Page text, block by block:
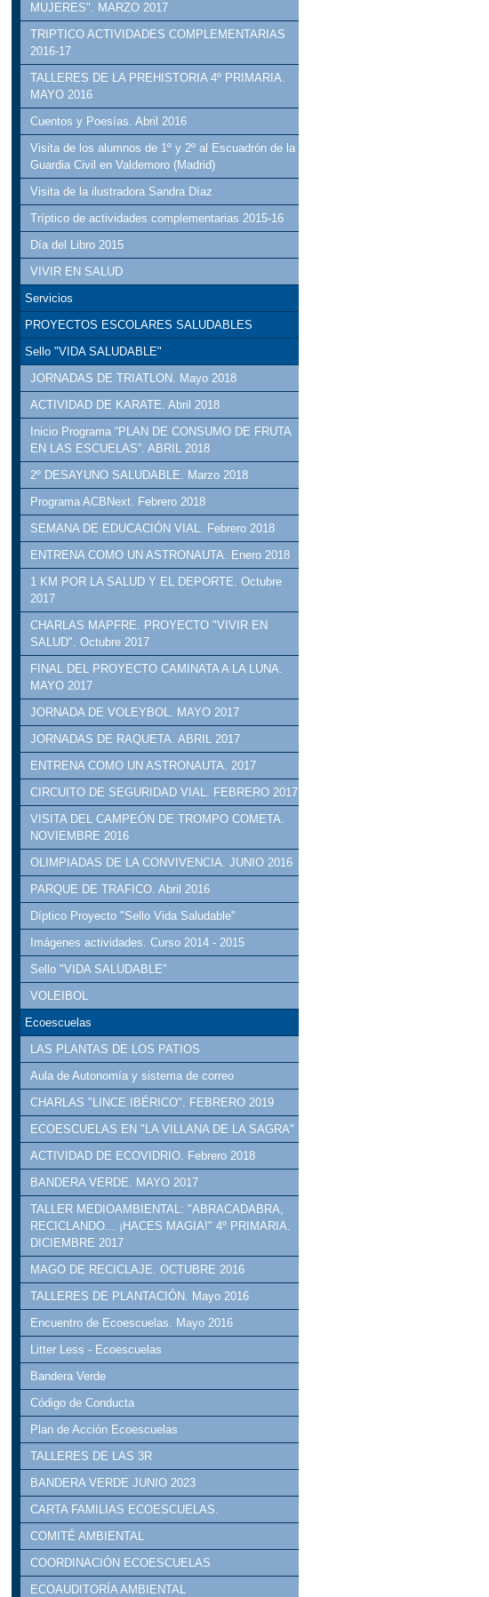
MUJERES". MARZO 2017
TRIPTICO ACTIVIDADES COMPLEMENTARIAS
2016-17
TALLERES DE LA PREHISTORIA 4º PRIMARIA.
MAYO 2016
Cuentos y Poesías. Abril 2016
Visita de los alumnos de 1º y 2º al Escuadrón de la
Guardia Civil en Valdemoro (Madrid)
Visita de la ilustradora Sandra Díaz
Tríptico de actividades complementarias 2015-16
Día del Libro 2015
VIVIR EN SALUD
Servicios
PROYECTOS ESCOLARES SALUDABLES
Sello "VIDA SALUDABLE"
JORNADAS DE TRIATLON. Mayo 2018
ACTIVIDAD DE KARATE. Abril 2018
Inicio Programa “PLAN DE CONSUMO DE FRUTA
EN LAS ESCUELAS”. ABRIL 2018
2º DESAYUNO SALUDABLE. Marzo 2018
Programa ACBNext. Febrero 2018
SEMANA DE EDUCACIÓN VIAL. Febrero 2018
ENTRENA COMO UN ASTRONAUTA. Enero 2018
1 KM POR LA SALUD Y EL DEPORTE. Octubre
2017
CHARLAS MAPFRE. PROYECTO "VIVIR EN
SALUD". Octubre 2017
FINAL DEL PROYECTO CAMINATA A LA LUNA.
MAYO 2017
JORNADA DE VOLEYBOL. MAYO 2017
JORNADAS DE RAQUETA. ABRIL 2017
ENTRENA COMO UN ASTRONAUTA. 2017
CIRCUITO DE SEGURIDAD VIAL. FEBRERO 2017
VISITA DEL CAMPEÓN DE TROMPO COMETA.
NOVIEMBRE 2016
OLIMPIADAS DE LA CONVIVENCIA. JUNIO 2016
PARQUE DE TRAFICO. Abril 2016
Díptico Proyecto "Sello Vida Saludable"
Imágenes actividades. Curso 2014 - 2015
Sello "VIDA SALUDABLE"
VOLEIBOL
Ecoescuelas
LAS PLANTAS DE LOS PATIOS
Aula de Autonomía y sistema de correo
CHARLAS "LINCE IBÉRICO". FEBRERO 2019
ECOESCUELAS EN "LA VILLANA DE LA SAGRA"
ACTIVIDAD DE ECOVIDRIO. Febrero 2018
BANDERA VERDE. MAYO 2017
TALLER MEDIOAMBIENTAL: "ABRACADABRA,
RECICLANDO... ¡HACES MAGIA!" 4º PRIMARIA.
DICIEMBRE 2017
MAGO DE RECICLAJE. OCTUBRE 2016
TALLERES DE PLANTACIÓN. Mayo 2016
Encuentro de Ecoescuelas. Mayo 2016
Litter Less - Ecoescuelas
Bandera Verde
Código de Conducta
Plan de Acción Ecoescuelas
TALLERES DE LAS 3R
BANDERA VERDE JUNIO 2023
CARTA FAMILIAS ECOESCUELAS.
COMITÉ AMBIENTAL
COORDINACIÓN ECOESCUELAS
ECOAUDITORÍA AMBIENTAL